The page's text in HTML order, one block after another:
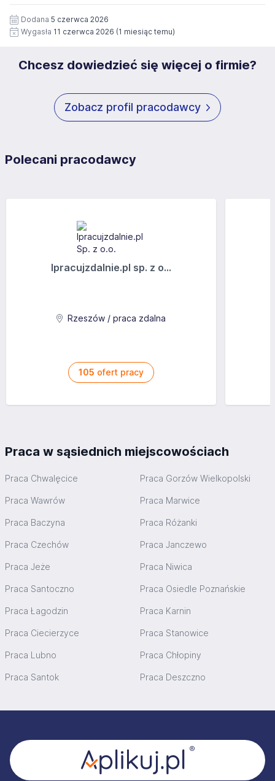
https://www.workprofit.pl/klauzula-informacyjna.html
12 miesięcy. Zgoda jest dobrowolna i może być w każdym
czasie wycofana.
Dodana 5 czerwca 2026
Wygasła 11 czerwca 2026 (1 miesiąc temu)
Chcesz dowiedzieć się więcej o firmie?
Zobacz profil pracodawcy
Polecani pracodawcy
Ipracujzdalnie.pl sp. z o...
Rzeszów / praca zdalna
105 ofert pracy
Praca w sąsiednich miejscowościach
Praca Chwalęcice Praca Gorzów Wielkopolski
Praca Wawrów Praca Marwice
Praca Baczyna Praca Różanki
Praca Czechów Praca Janczewo
Praca Jeże Praca Niwica
Praca Santoczno Praca Osiedle Poznańskie
Praca Łagodzin Praca Karnin
Praca Ciecierzyce Praca Stanowice
Praca Lubno Praca Chłopiny
Praca Santok Praca Deszczno